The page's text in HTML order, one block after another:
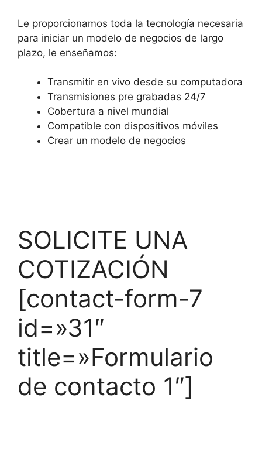
Le proporcionamos toda la tecnología necesaria
para iniciar un modelo de negocios de largo
plazo, le enseñamos:
Transmitir en vivo desde su computadora
Transmisiones pre grabadas 24/7
Cobertura a nivel mundial
Compatible con dispositivos móviles
Crear un modelo de negocios
SOLICITE UNA
COTIZACIÓN
[contact-form-7
id=»31″
title=»Formulario
de contacto 1″]